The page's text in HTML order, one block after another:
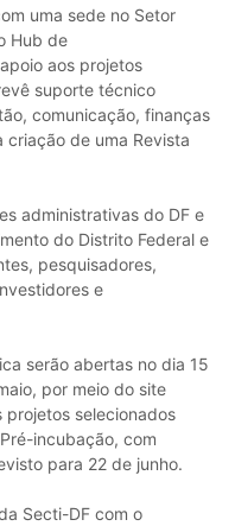
uma sede no Setor
Hub de
aos projetos
suporte técnico
comunicação, finanças
de uma Revista
administrativas do DF e
do Distrito Federal e
pesquisadores,
e
serão abertas no dia 15
por meio do site
selecionados
incubação, com
para 22 de junho.
Secti-DF com o